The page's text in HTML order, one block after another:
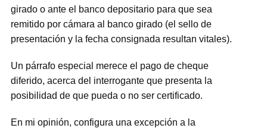
girado o ante el banco depositario para que sea
remitido por cámara al banco girado (el sello de
presentación y la fecha consignada resultan vitales).
Un párrafo especial merece el pago de cheque
diferido, acerca del interrogante que presenta la
posibilidad de que pueda o no ser certificado.
En mi opinión, configura una excepción a la